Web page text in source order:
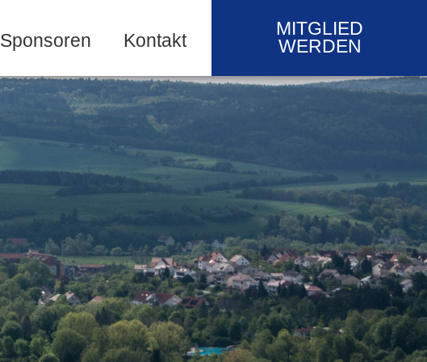
Sponsoren Kontakt
MITGLIED
WERDEN